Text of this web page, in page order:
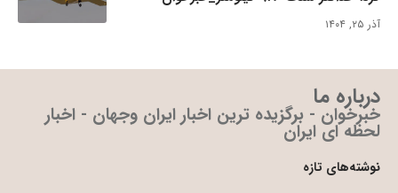
آذر ۲۵, ۱۴۰۴
درباره ما
خبرخوان - برگزیده ترین اخبار ایران وجهان - اخبار
لحظه ای ایران
نوشته‌های تازه